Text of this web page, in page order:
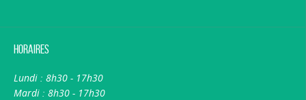
Horaires
Lundi : 8h30 - 17h30
Mardi : 8h30 - 17h30